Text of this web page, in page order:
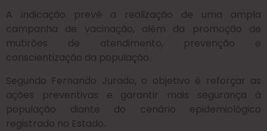
A indicação prevê a realização de uma ampla
campanha de vacinação, além da promoção de
mutirões de atendimento, prevenção e
conscientização da população.
Segundo Fernando Jurado, o objetivo é reforçar as
ações preventivas e garantir mais segurança à
população diante do cenário epidemiológico
registrado no Estado.